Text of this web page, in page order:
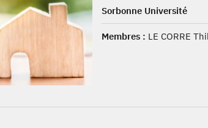
Sorbonne Université
Membres : LE CORRE